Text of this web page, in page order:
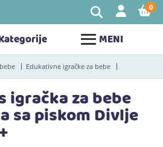
MENI
0
Edukativne igračke za bebe
igračka za bebe
sa piskom Divlje